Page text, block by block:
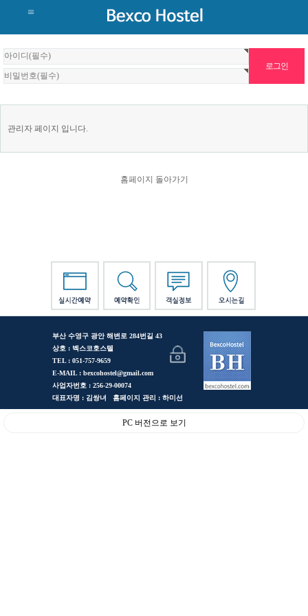
관리자 페이지 입니다.
홈페이지 돌아가기
부산 수영구 광안 해변로 284번길 43
상호 : 벡스코호스텔
TEL : 051-757-9659
E-MAIL : bexcohostel@gmail.com
사업자번호 : 256-29-00074
대표자명 : 김쌍녀 홈페이지 관리 : 하미선
PC 버전으로 보기